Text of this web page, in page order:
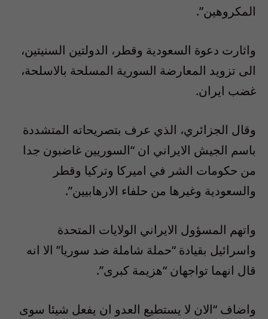
المكروهين”.
واثارت دعوة السعودية وقطر، الدولتين السنيتين،
الى تزويد المعارضة السورية المسلحة بالاسلحة،
غضب ايران.
وقال الجزائري، الذي عرف بتصريحاته المتشددة
باسم الجيش الايراني ان “السوريين غاضبون جدا
من حكومات الشر في اميركا وتركيا وقطر
والسعودية وغيرها من حلفاء الارهابيين”.
واتهم المسؤول الايراني الولايات المتحدة
واسرائيل بقيادة “حملة شاملة ضد سوريا” الا انه
قال انهما تواجهان “هزيمة كبرى”.
واضاف “الان لا يستطيع العدو ان يفعل شيئا سوى